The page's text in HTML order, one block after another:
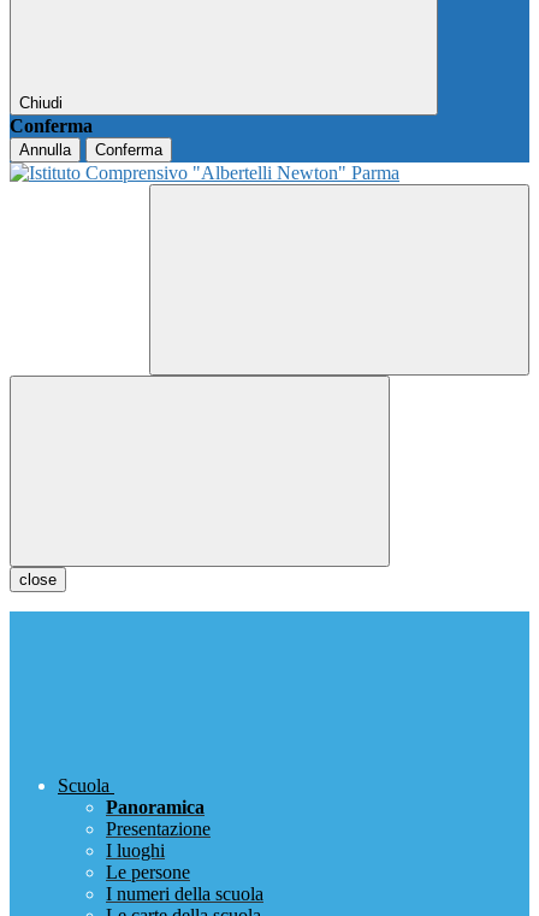
Chiudi
Conferma
Annulla Conferma
close
Scuola
Panoramica
Presentazione
I luoghi
Le persone
I numeri della scuola